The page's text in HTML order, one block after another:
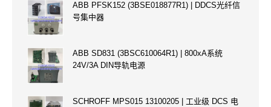
ABB PFSK152 (3BSE018877R1) | DDCS光纤信
号集中器
ABB SD831 (3BSC610064R1) | 800xA系统
24V/3A DIN导轨电源
SCHROFF MPS015 13100205 | 工业级 DCS 电